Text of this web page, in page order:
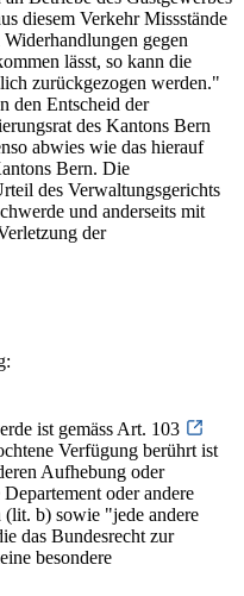
diesem Verkehr Missstände
gegen
lässt, so kann die
zurückgezogen werden."
den Entscheid der
des Kantons Bern
abwies wie das hierauf
Bern. Die
des Verwaltungsgerichts
und anderseits mit
der
ist gemäss Art. 103
Verfügung berührt ist
Aufhebung oder
oder andere
(lit. b) sowie "jede andere
das Bundesrecht zur
besondere